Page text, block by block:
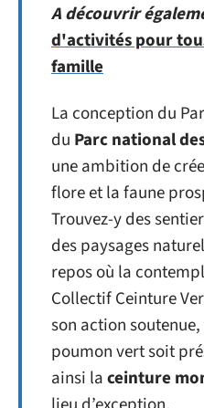
A découvrir
d'activités pour
famille
La conception du
du Parc national
une ambition de
flore et la faune
Trouvez-y des
des paysages
repos où la
Collectif Ceinture
son action
poumon vert soit
ainsi laceinture